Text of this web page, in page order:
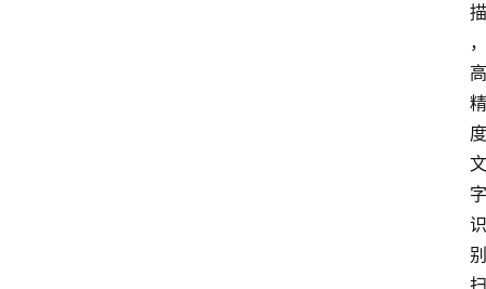
描
，
高
精
度
文
字
识
别
扫